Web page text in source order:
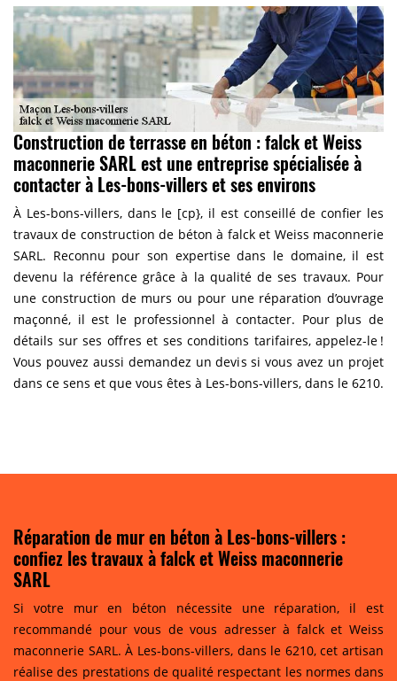
Construction de terrasse en béton : falck et Weiss
maconnerie SARL est une entreprise spécialisée à
contacter à Les-bons-villers et ses environs
À Les-bons-villers, dans le [cp}, il est conseillé de confier les
travaux de construction de béton à falck et Weiss maconnerie
SARL. Reconnu pour son expertise dans le domaine, il est
devenu la référence grâce à la qualité de ses travaux. Pour
une construction de murs ou pour une réparation d’ouvrage
maçonné, il est le professionnel à contacter. Pour plus de
détails sur ses offres et ses conditions tarifaires, appelez-le !
Vous pouvez aussi demandez un devis si vous avez un projet
dans ce sens et que vous êtes à Les-bons-villers, dans le 6210.
Réparation de mur en béton à Les-bons-villers :
confiez les travaux à falck et Weiss maconnerie
SARL
Si votre mur en béton nécessite une réparation, il est
recommandé pour vous de vous adresser à falck et Weiss
maconnerie SARL. À Les-bons-villers, dans le 6210, cet artisan
réalise des prestations de qualité respectant les normes dans